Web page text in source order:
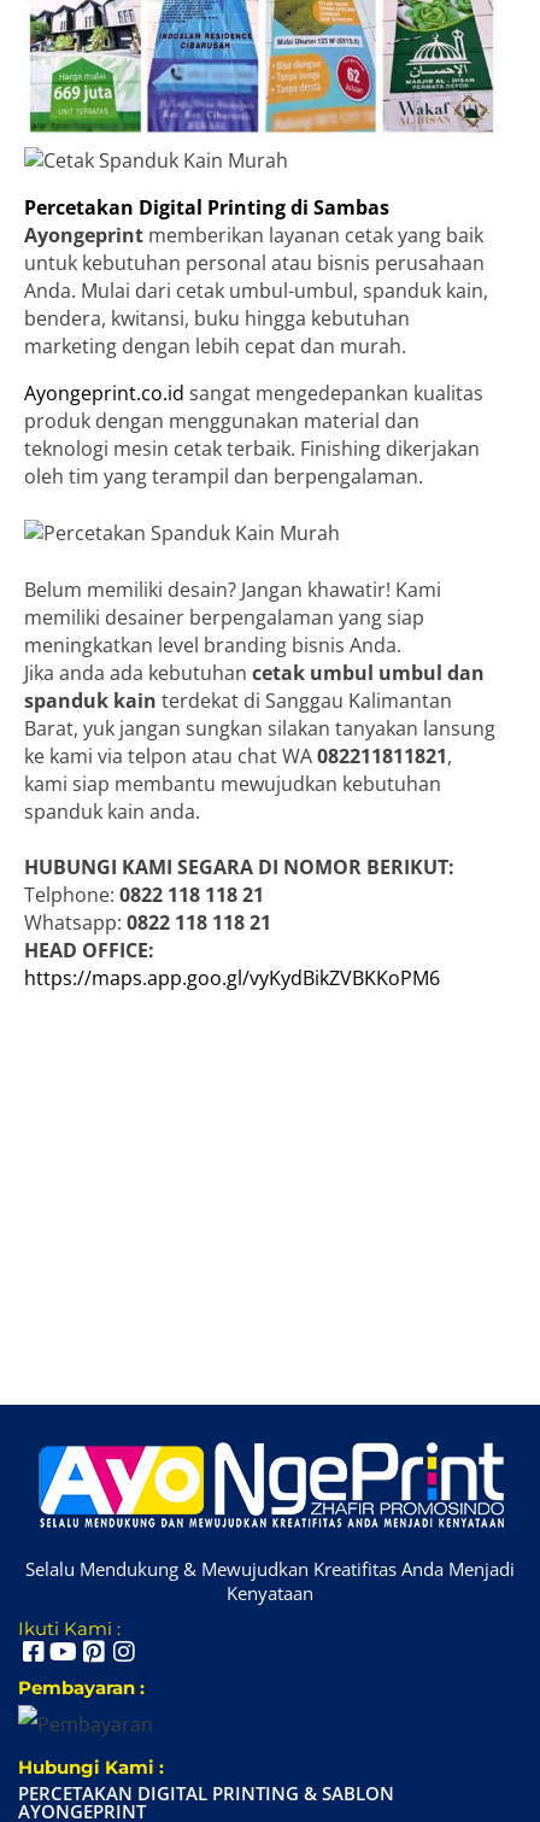
Percetakan Digital Printing di Sambas
Ayongeprint memberikan layanan cetak yang baik
untuk kebutuhan personal atau bisnis perusahaan
Anda. Mulai dari cetak umbul-umbul, spanduk kain,
bendera, kwitansi, buku hingga kebutuhan
marketing dengan lebih cepat dan murah.
Ayongeprint.co.id sangat mengedepankan kualitas
produk dengan menggunakan material dan
teknologi mesin cetak terbaik. Finishing dikerjakan
oleh tim yang terampil dan berpengalaman.
Belum memiliki desain? Jangan khawatir! Kami
memiliki desainer berpengalaman yang siap
meningkatkan level branding bisnis Anda.
Jika anda ada kebutuhan cetak umbul umbul dan
spanduk kain terdekat di Sanggau Kalimantan
Barat, yuk jangan sungkan silakan tanyakan lansung
ke kami via telpon atau chat WA082211811821,
kami siap membantu mewujudkan kebutuhan
spanduk kain anda.
HUBUNGI KAMI SEGARA DI NOMOR BERIKUT:
Telphone: 0822 118 118 21
Whatsapp: 0822 118 118 21
HEAD OFFICE:
https://maps.app.goo.gl/vyKydBikZVBKKoPM6
Selalu Mendukung & Mewujudkan Kreatifitas Anda Menjadi
Kenyataan
Ikuti Kami :
Pembayaran :
Hubungi Kami :
PERCETAKAN DIGITAL PRINTING & SABLON
AYONGEPRINT